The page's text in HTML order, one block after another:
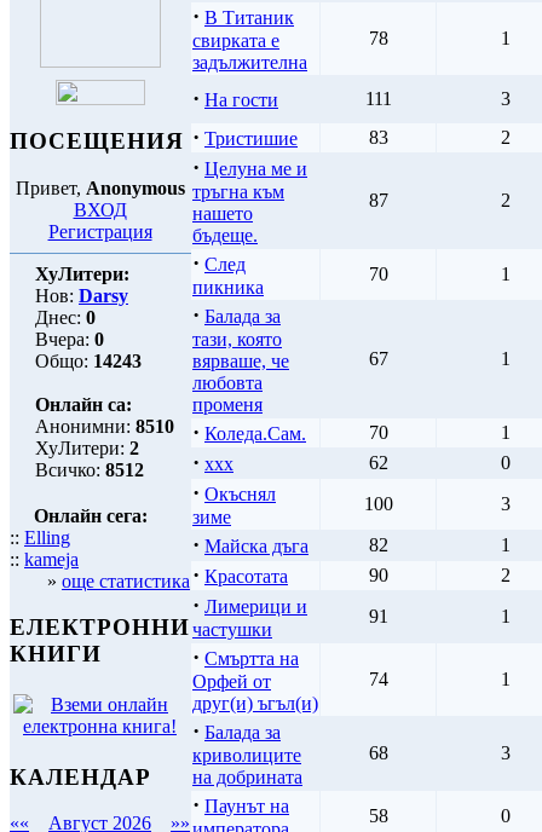
ПОСЕЩЕНИЯ
Привет, Anonymous
ВХОД
Регистрация
ХуЛитери:
Нов: Darsy
Днес: 0
Вчера: 0
Общо: 14243
Онлайн са:
Анонимни: 8510
ХуЛитери: 2
Всичко: 8512
Онлайн сега:
:: Elling
:: kameja
» още статистика
ЕЛЕКТРОННИ
КНИГИ
КАЛЕНДАР
«« Август 2026 »»
· В Титаник
свирката е
задължителна
78 1
· На гости 111 3
· Тристишие 83 2
· Целуна ме и
тръгна към
нашето
бъдеще.
87 2
· След
пикника
70 1
· Балада за
тази, която
вярваше, че
любовта
променя
67 1
· Коледа.Сам. 70 1
· xxx 62 0
· Окъснял
зиме
100 3
· Майска дъга 82 1
· Красотата 90 2
· Лимерици и
частушки
91 1
· Смъртта на
Орфей от
друг(и) ъгъл(и)
74 1
· Балада за
криволиците
на добрината
68 3
· Паунът на
58 0